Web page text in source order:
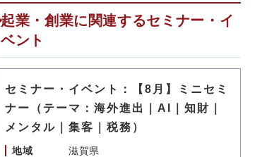
起業・創業に関連するセミナー・イ
ベント
セミナー・イベント：【8月】ミニセミ
ナー（テーマ：海外進出｜AI｜知財｜
メンタル｜集客｜税務）
地域
滋賀県